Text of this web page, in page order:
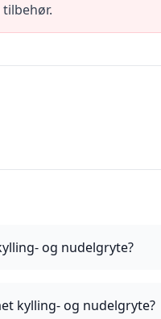
og nudelgryte?
kylling- og nudelgryte?